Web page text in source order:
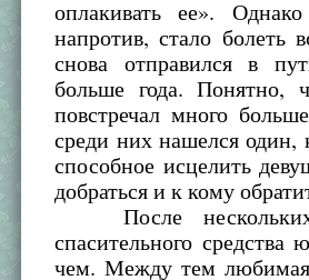
оплакивать ее».
напротив, стало
снова отправился в
больше года.
повстречал много
среди них нашелся один,
способное исцелить
добраться и к кому
После нескольких
спасительного
чем. Между тем любимая